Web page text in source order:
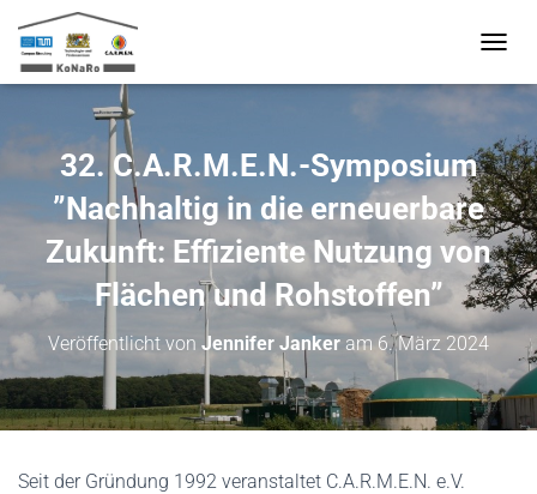
A
G
A
T
I
O
N
U
M
S
H
A
L
32. C.A.R.M.E.N.-Symposium
”Nachhaltig in die erneuerbare
Zukunft: Effiziente Nutzung von
Flächen und Rohstoffen”
Veröffentlicht von Jennifer Janker am6. März 2024
Seit der Gründung 1992 veranstaltet C.A.R.M.E.N. e.V.